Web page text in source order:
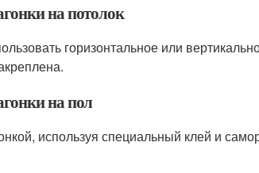
на потолок
горизонтальное или
на пол
используя специальный клей и